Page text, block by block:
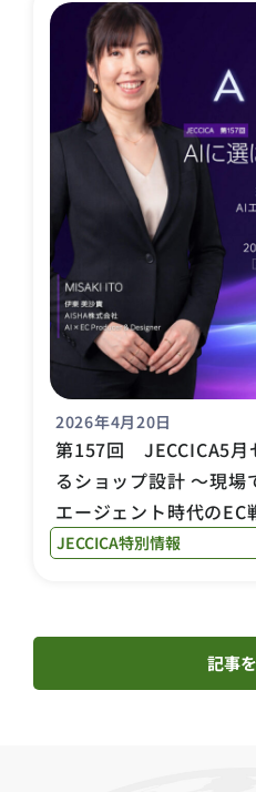
2026年4月20日
第157回 JECCICA5
るショップ設計 ～現場
エージェント時代のEC
JECCICA特別情報
記事